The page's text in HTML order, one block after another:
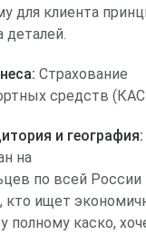
для клиента
деталей.
Страхование
средств
и география:
на
по всей
кто ищет
полному каско,